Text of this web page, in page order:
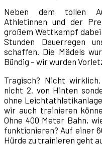
Neben dem tollen
Athletinnen und der
großem Wettkampf dabei
Stunden Dauerregen
schaffen. Die Mädels
Bündig – wir wurden
Tragisch? Nicht
nicht 2. von Hinten
ohne
wir auch trainieren
Ohne 400 Meter Bahn,
funktionieren? Auf einer
Hürde zu trainieren geht